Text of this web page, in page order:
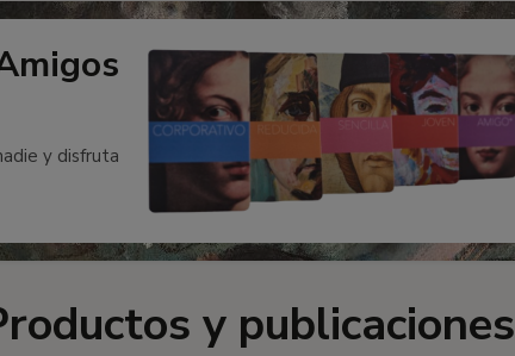
y disfruta
y publicaciones